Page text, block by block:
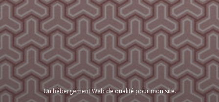
Unhébergement Webde qualité pour mon site.